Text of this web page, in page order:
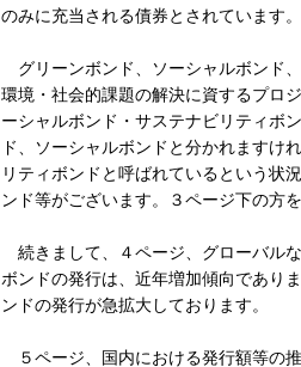
のみに充当される債券とされています。
グリーンボンド、ソーシャルボンド
環境・社会的課題の解決に資するプロ
ーシャルボンド・サステナビリティボ
ド、ソーシャルボンドと分かれますけ
リティボンドと呼ばれているという状
ンド等がございます。３ページ下の方
続きまして、４ページ、グローバル
ボンドの発行は、近年増加傾向であり
ンドの発行が急拡大しております。
５ページ、国内における発行額等の